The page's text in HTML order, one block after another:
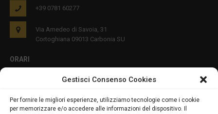
Gestisci Consenso Cookies
Per fornire le migliori esperienze, utilizziamo tecnologie come i cookie
per memorizzare e/o accedere alle informazioni del dispositivo. Il
+39 0781 60277
Via Amedeo di Savoia, 31
Cortoghiana 09013 Carbonia SU
ORARI